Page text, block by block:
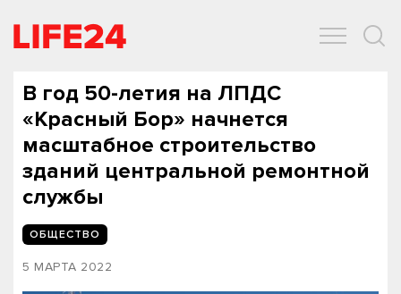
В год 50-летия на ЛПДС
«Красный Бор» начнется
масштабное строительство
зданий центральной ремонтной
службы
ОБЩЕСТВО
5 МАРТА 2022